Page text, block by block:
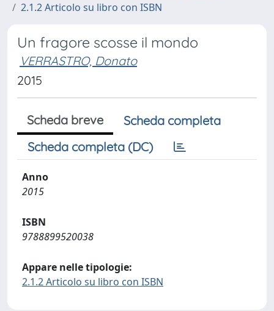
2.1.2 Articolo su libro con ISBN
Un fragore scosse il mondo
VERRASTRO, Donato
2015
Scheda breve
Scheda completa
Scheda completa (DC)
Anno
2015
ISBN
9788899520038
Appare nelle tipologie:
2.1.2 Articolo su libro con ISBN